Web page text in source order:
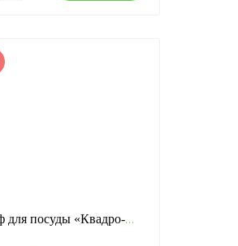
Шкаф для посуды «Квадро-С 42», цвет: белый лак (сосна)